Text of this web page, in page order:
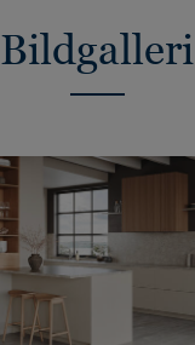
Bildgalleri